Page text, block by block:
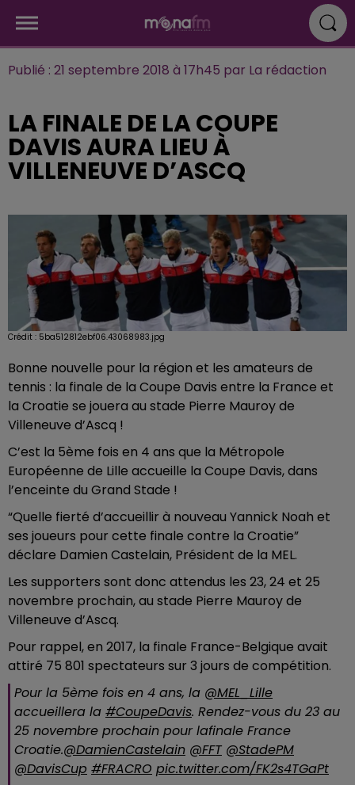
Publié : 21 septembre 2018 à 17h45 par La rédaction
LA FINALE DE LA COUPE
DAVIS AURA LIEU À
VILLENEUVE D’ASCQ
Crédit : 5ba512812ebf06.43068983.jpg
Bonne nouvelle pour la région et les amateurs de
tennis : la finale de la Coupe Davis entre la France et
la Croatie se jouera au stade Pierre Mauroy de
Villeneuve d’Ascq !
C’est la 5ème fois en 4 ans que la Métropole
Européenne de Lille accueille la Coupe Davis, dans
l’enceinte du Grand Stade !
“Quelle fierté d’accueillir à nouveau Yannick Noah et
ses joueurs pour cette finale contre la Croatie”
déclare Damien Castelain, Président de la MEL.
Les supporters sont donc attendus les 23, 24 et 25
novembre prochain, au stade Pierre Mauroy de
Villeneuve d’Ascq.
Pour rappel, en 2017, la finale France-Belgique avait
attiré 75 801 spectateurs sur 3 jours de compétition.
Pour la 5ème fois en 4 ans, la @MEL_Lille
accueillera la #CoupeDavis. Rendez-vous du 23 au
25 novembre prochain pour lafinale France
Croatie.@DamienCastelain @FFT @StadePM
@DavisCup #FRACRO pic.twitter.com/FK2s4TGaPt